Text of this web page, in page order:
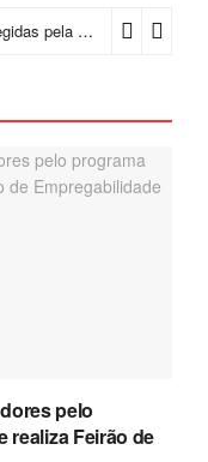
Salvador chegará a 640 áreas protegidas pela Prefeitura com investimentos em contenções de encostas e prevenção de riscos
pelo
realiza Feirão de